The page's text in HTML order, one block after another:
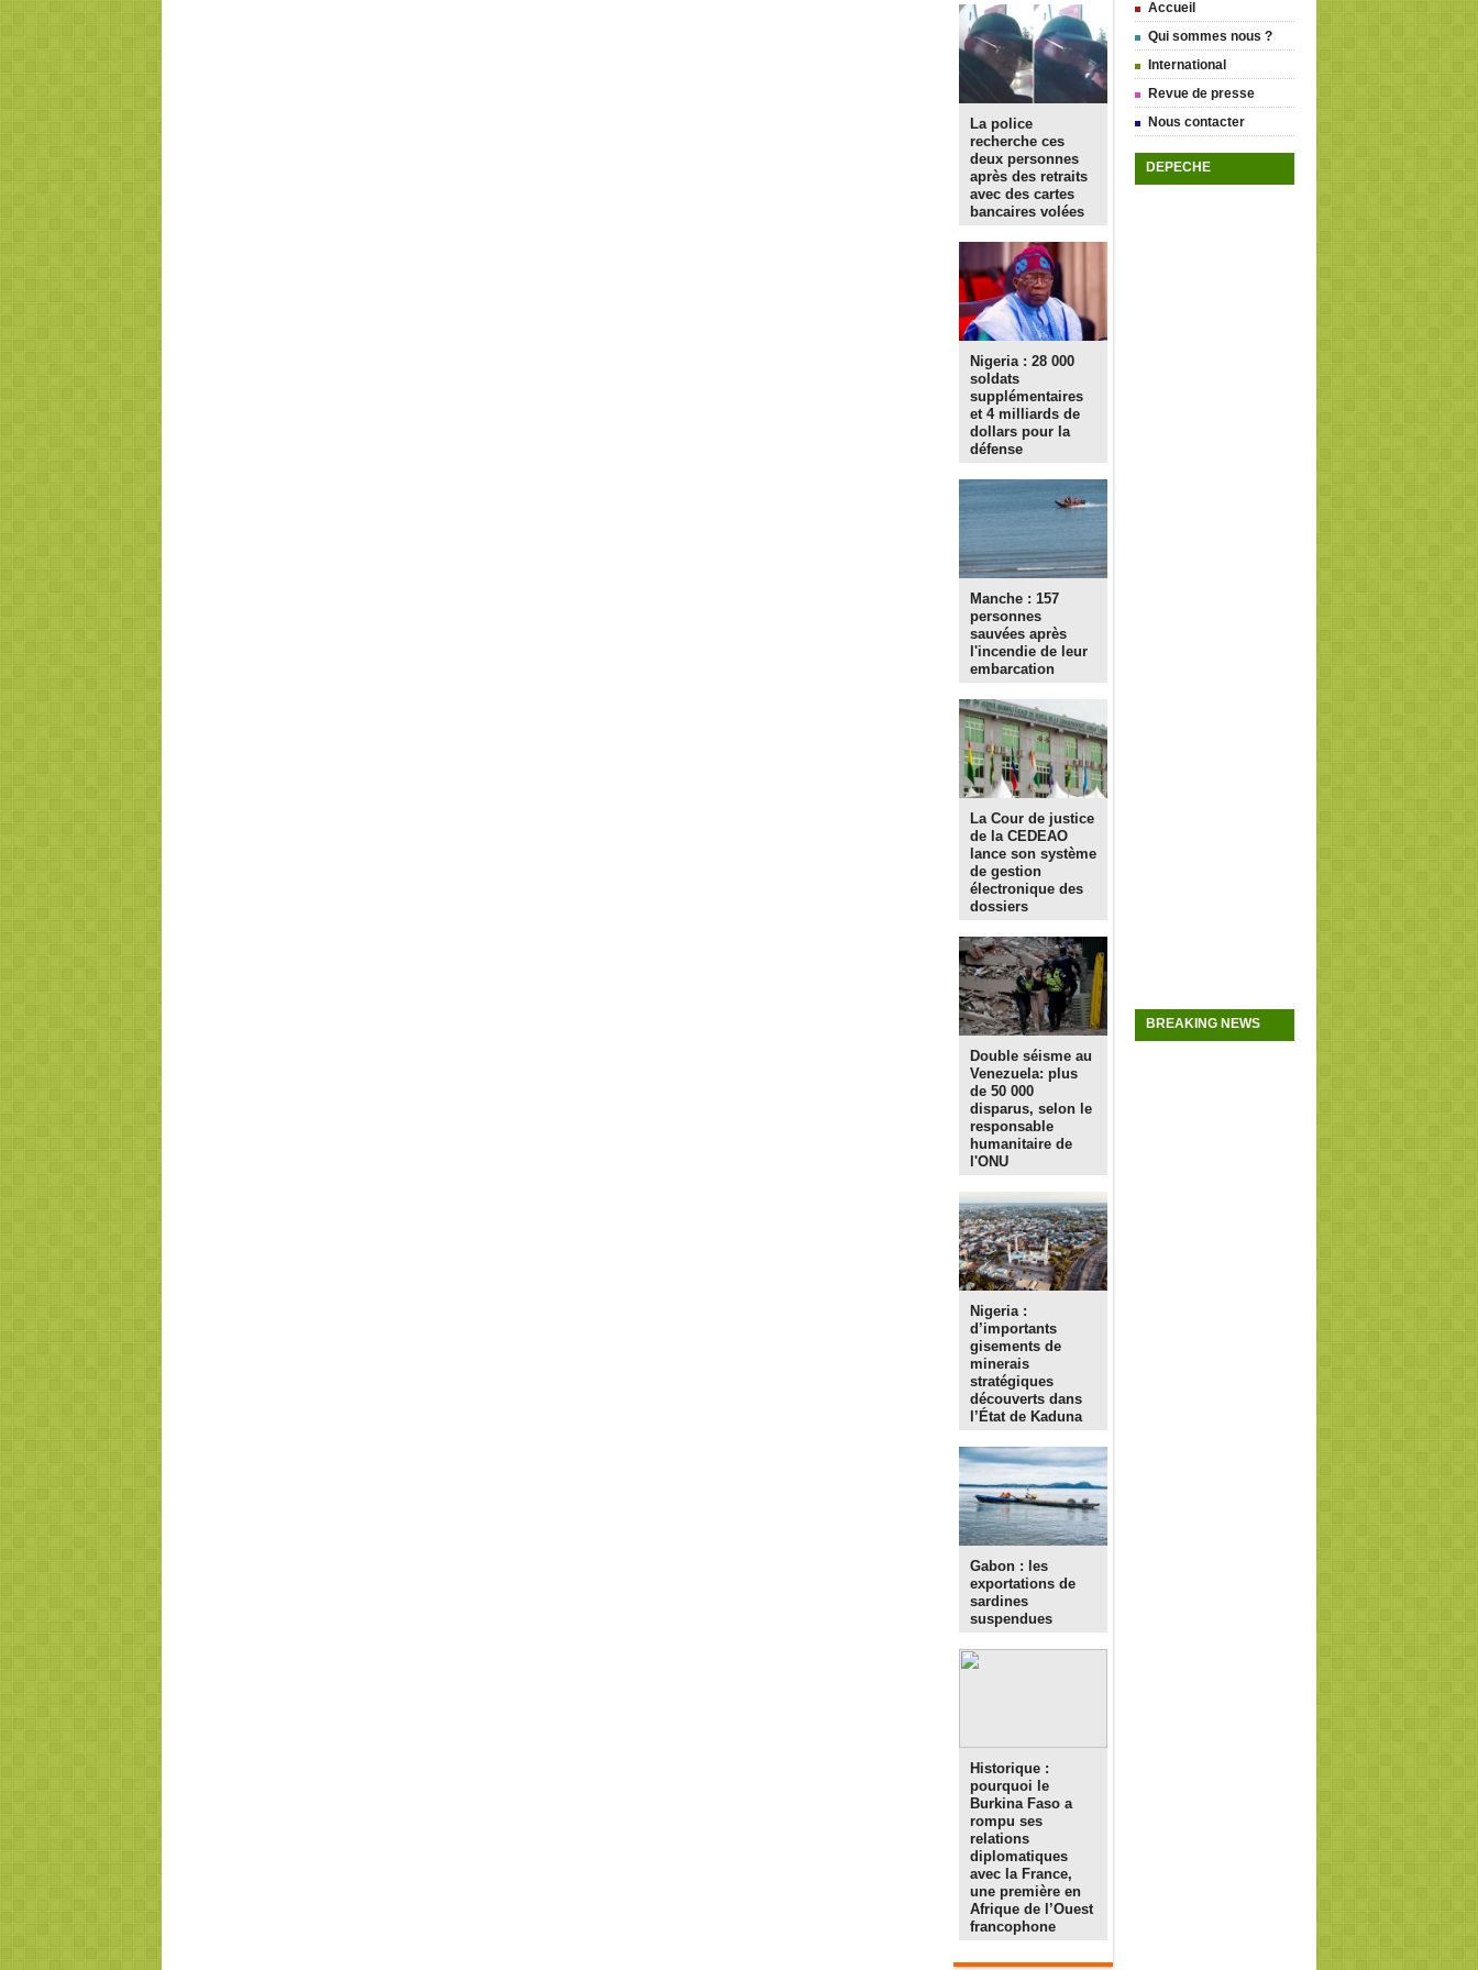
La police
recherche ces
deux personnes
après des retraits
avec des cartes
bancaires volées
Nigeria : 28 000
soldats
supplémentaires
et 4 milliards de
dollars pour la
défense
Manche : 157
personnes
sauvées après
l'incendie de leur
embarcation
La Cour de justice
de la CEDEAO
lance son système
de gestion
électronique des
dossiers
Double séisme au
Venezuela: plus
de 50 000
disparus, selon le
responsable
humanitaire de
l'ONU
Nigeria :
d’importants
gisements de
minerais
stratégiques
découverts dans
l’État de Kaduna
Gabon : les
exportations de
sardines
suspendues
Historique :
pourquoi le
Burkina Faso a
rompu ses
relations
diplomatiques
avec la France,
une première en
Afrique de l’Ouest
francophone
Accueil
Qui sommes nous ?
International
Revue de presse
Nous contacter
DEPECHE
BREAKING NEWS